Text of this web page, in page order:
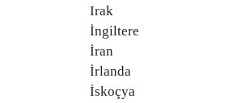
Irak
İngiltere
İran
İrlanda
İskoçya